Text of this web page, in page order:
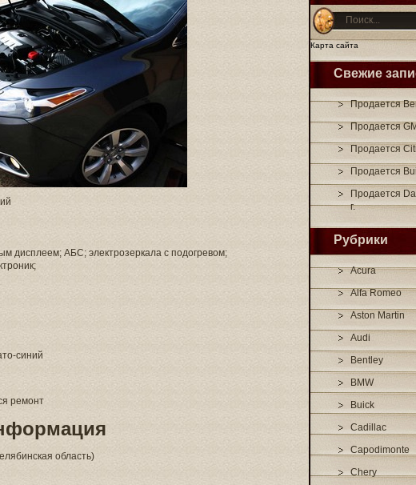
Карта сайта
Свежие
Продается
Продается
Продается
Продается
Продается
г.
Рубрики
Acura
Alfa Romeo
Aston Martin
Audi
Bentley
BMW
Buick
Cadillac
Capodimonte
Chery
дисплеем; АБС; электрозеркала с подогревом;
синий
ремонт
область)